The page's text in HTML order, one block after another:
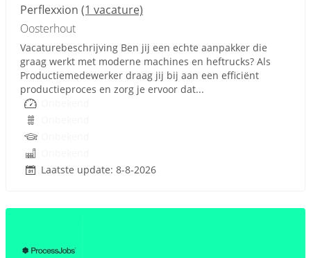
Perflexxion (1 vacature)
Oosterhout
Vacaturebeschrijving Ben jij een echte aanpakker die
graag werkt met moderne machines en heftrucks? Als
Productiemedewerker draag jij bij aan een efficiënt
productieproces en zorg je ervoor dat...
Laatste update: 8-8-2026